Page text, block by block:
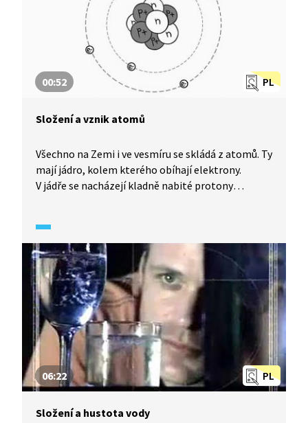
PL
00:52
Složení a vznik atomů
Všechno na Zemi i ve vesmíru se skládá z atomů. Ty
mají jádro, kolem kterého obíhají elektrony.
V jádře se nacházejí kladně nabité protony
Mléčná dráha, supernova. Při tomto výbuchu
vzniklo velké množství přírodních chemických
prvků. Některé z nich se rozpadají na menší
a současně se uvolňuje radioaktivní záření.
Takovým prvkem je třeba uran.
PL
06:22
Složení a hustota vody